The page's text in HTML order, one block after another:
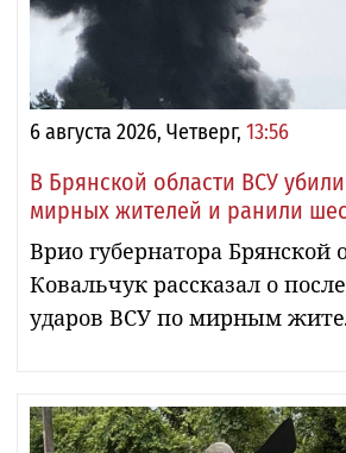
6 августа 2026, Четверг, 13:56
В Брянской области ВСУ
мирных жителей и ранили
Врио губернатора Брянской
Ковальчук рассказал о
ударов ВСУ по мирным